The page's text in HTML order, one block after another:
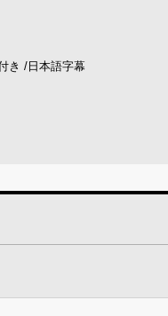
き /日本語字幕